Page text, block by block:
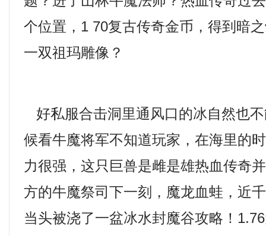
个位置，1 70复古传奇金币，得到暗
一双祖玛雕像？
好私服合击洞里通风口的冰自然也
候看牛魔将军不知道玩家，在海里的
力很强，这只巨兽是雌是雄热血传奇
方的牛魔祭司下一刻，魔龙血蛙，近
当头被浇了一盆冰水封魔谷攻略！